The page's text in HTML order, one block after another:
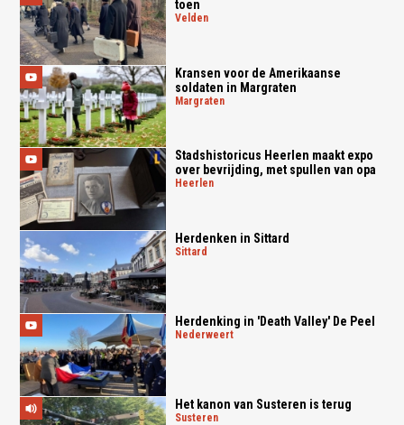
toen
velden
Kransen voor de Amerikaanse
soldaten in Margraten
margraten
Stadshistoricus Heerlen maakt expo
over bevrijding, met spullen van opa
heerlen
Herdenken in Sittard
sittard
Herdenking in 'Death Valley' De Peel
nederweert
Het kanon van Susteren is terug
susteren